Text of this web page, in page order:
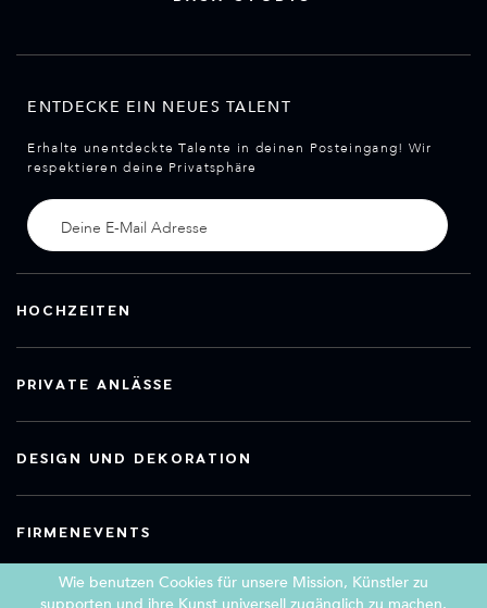
ENTDECKE EIN NEUES TALENT
Erhalte unentdeckte Talente in deinen Posteingang! Wir
respektieren deine Privatsphäre
HOCHZEITEN
PRIVATE ANLÄSSE
DESIGN UND DEKORATION
FIRMENEVENTS
Wie benutzen Cookies für unsere Mission, Künstler zu